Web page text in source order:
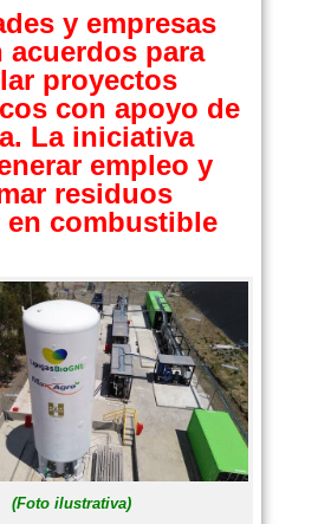
y empresas
acuerdos para
proyectos
con apoyo de
La iniciativa
empleo y
residuos
en combustible
(Foto ilustrativa)